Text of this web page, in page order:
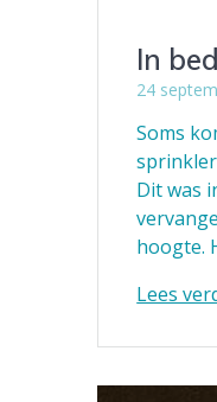
In
24
Soms
Dit was
hoogte.
Lees